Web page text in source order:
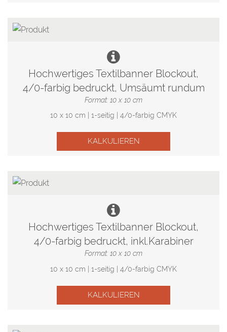
Hochwertiges Textilbanner Blockout,
4/0-farbig bedruckt, Umsäumt rundum
Format: 10 x 10 cm
10 x 10 cm | 1-seitig | 4/0-farbig CMYK
KALKULIEREN
Hochwertiges Textilbanner Blockout,
4/0-farbig bedruckt, inkl.Karabiner
Format: 10 x 10 cm
10 x 10 cm | 1-seitig | 4/0-farbig CMYK
KALKULIEREN